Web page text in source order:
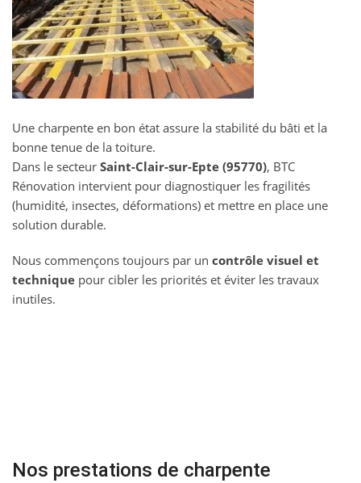
Une charpente en bon état assure la stabilité du bâti et la
bonne tenue de la toiture.
Dans le secteur Saint-Clair-sur-Epte (95770), BTC
Rénovation intervient pour diagnostiquer les fragilités
(humidité, insectes, déformations) et mettre en place une
solution durable.
Nous commençons toujours par un contrôle visuel et
technique pour cibler les priorités et éviter les travaux
inutiles.
Nos prestations de charpente